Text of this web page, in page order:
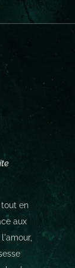
tout en
aux